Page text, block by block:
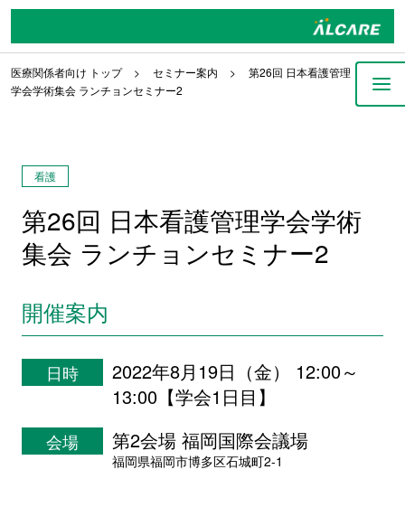
医療関係者向け トップ セミナー案内
第26回 日本看護管理
学会学術集会 ランチョンセミナー2
看護
第26回 日本看護管理学会学術
集会 ランチョンセミナー2
開催案内
日時
2022年8月19日（金） 12:00～
13:00【学会1日目】
会場 第2会場 福岡国際会議場
福岡県福岡市博多区石城町2-1